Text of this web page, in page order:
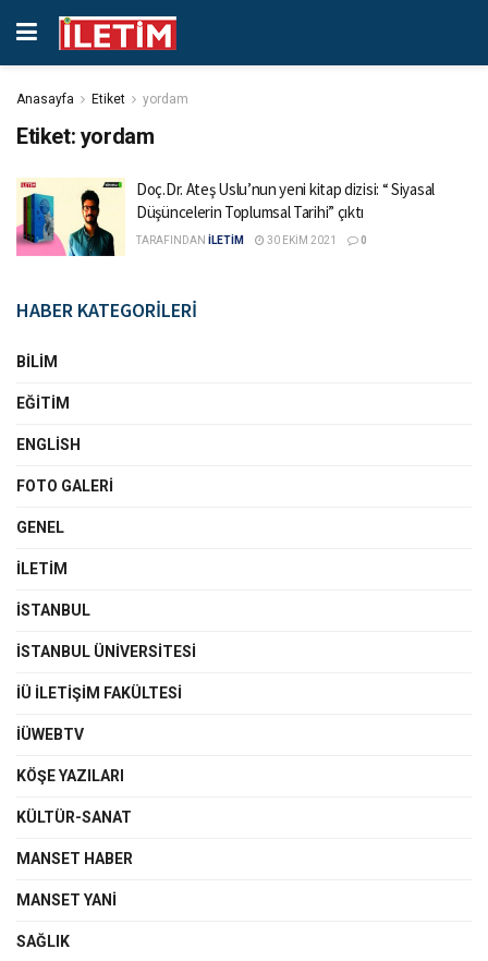
Anasayfa Etiket yordam
Etiket: yordam
Doç.Dr. Ateş Uslu’nun yeni kitap dizisi: “ Siyasal
Düşüncelerin Toplumsal Tarihi” çıktı
TARAFINDAN İLETİM 30 EKIM 2021 0
HABER KATEGORİLERİ
BILIM
EĞITIM
ENGLISH
FOTO GALERI
GENEL
İLETIM
İSTANBUL
İSTANBUL ÜNIVERSITESI
İÜ İLETIŞIM FAKÜLTESI
İÜWEBTV
KÖŞE YAZILARI
KÜLTÜR-SANAT
MANSET HABER
MANSET YANI
SAĞLIK